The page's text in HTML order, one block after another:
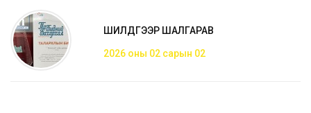
ШИЛДГЭЭР ШАЛГАРАВ
2026 оны 02 сарын 02